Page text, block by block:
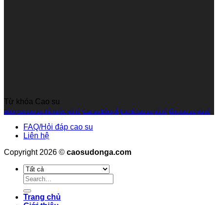
Từ khóa Cao su
Bóng hơi cao su thử nước giá rẻ Cao su Đông Á trục lô cao su giá rẻ tấm cao su giá rẻ
FAQ/Hỏi đáp cao su
Liên hệ
Copyright 2026 © caosudonga.com
Search
for:
Trang chủ